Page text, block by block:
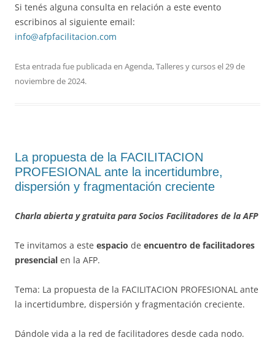
Si tenés alguna consulta en relación a este evento
escribinos al siguiente email:
info@afpfacilitacion.com
Esta entrada fue publicada en Agenda,Talleres y cursosel 29 de
noviembre de 2024.
La propuesta de la FACILITACION
PROFESIONAL ante la incertidumbre,
dispersión y fragmentación creciente
Charla abierta y gratuita para Socios Facilitadores de la AFP
Te invitamos a este espacio de encuentro de facilitadores
presencial en la AFP.
Tema: La propuesta de la FACILITACION PROFESIONAL ante
la incertidumbre, dispersión y fragmentación creciente.
Dándole vida a la red de facilitadores desde cada nodo.